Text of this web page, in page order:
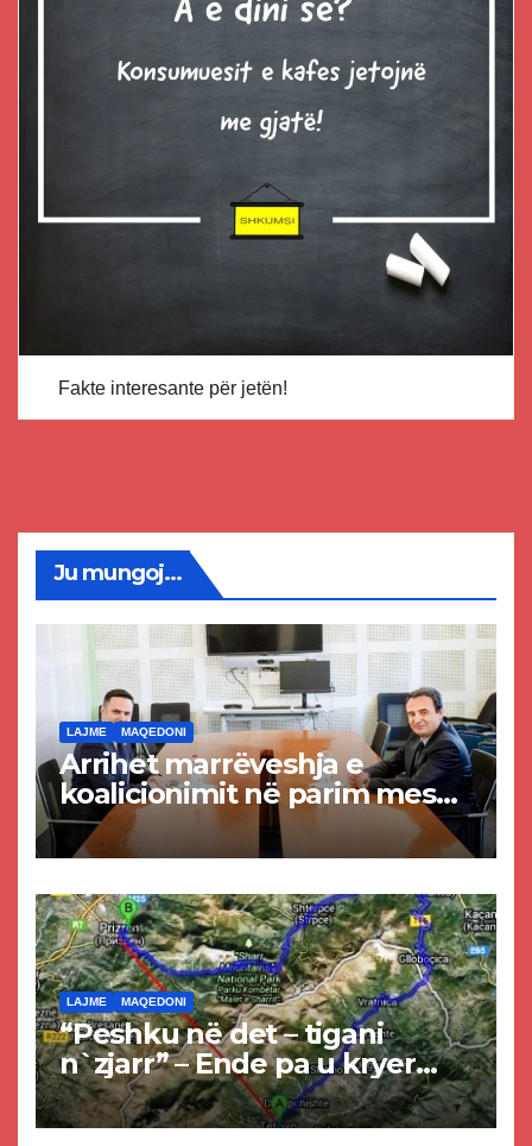
Fakte interesante për jetën!
Ju mungoj...
LAJME MAQEDONI
Arrihet marrëveshja e
koalicionimit në parim mes
Kurtit dhe Abdixhikut
LAJME MAQEDONI
“Peshku në det – tigani
n`zjarr” – Ende pa u kryer
projekti i tunelit, komuna e
Tetovës nis punimet për